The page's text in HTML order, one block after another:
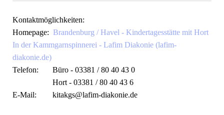
Kontaktmöglichkeiten:
Homepage: Brandenburg / Havel - Kindertagesstätte mit Hort
In der Kammgarnspinnerei - Lafim Diakonie (lafim-
diakonie.de)
Telefon: Büro - 03381 / 80 40 43 0
Hort - 03381 / 80 40 43 6
E-Mail: kitakgs@lafim-diakonie.de